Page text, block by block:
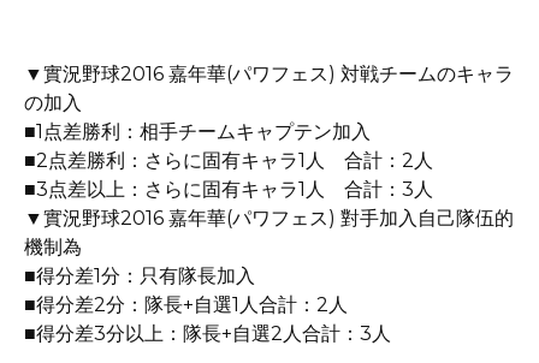
▼實況野球2016 嘉年華(パワフェス) 対戦チームのキャラ
の加入
■1点差勝利：相手チームキャプテン加入
■2点差勝利：さらに固有キャラ1人 合計：2人
■3点差以上：さらに固有キャラ1人 合計：3人
▼實況野球2016 嘉年華(パワフェス) 對手加入自己隊伍的
機制為
■得分差1分：只有隊長加入
■得分差2分：隊長+自選1人合計：2人
■得分差3分以上：隊長+自選2人合計：3人